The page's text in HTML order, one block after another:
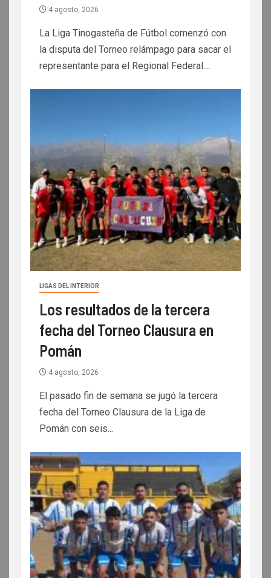
4 agosto, 2026
La Liga Tinogasteña de Fútbol comenzó con
la disputa del Torneo relámpago para sacar el
representante para el Regional Federal....
LIGAS DEL INTERIOR
Los resultados de la tercera
fecha del Torneo Clausura en
Pomán
4 agosto, 2026
El pasado fin de semana se jugó la tercera
fecha del Torneo Clausura de la Liga de
Pomán con seis...